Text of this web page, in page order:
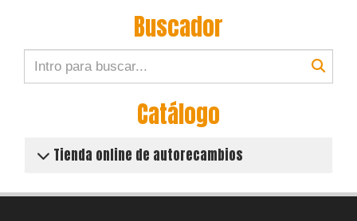
Buscador
Catálogo
Tienda online de autorecambios